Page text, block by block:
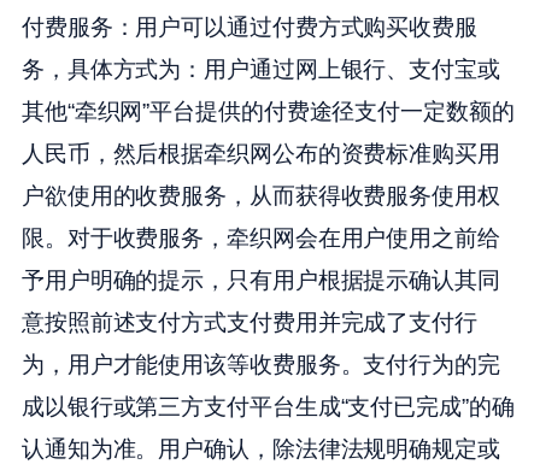
付费服务： 用户可以通过付费方式购买收费服
务，具体方式为：用户通过网上银行、支付宝或
其他“牵织网”平台提供的付费途径支付一定数额的
人民币，然后根据牵织网公布的资费标准购买用
户欲使用的收费服务，从而获得收费服务使用权
限。对于收费服务，牵织网会在用户使用之前给
予用户明确的提示，只有用户根据提示确认其同
意按照前述支付方式支付费用并完成了支付行
为，用户才能使用该等收费服务。支付行为的完
成以银行或第三方支付平台生成“支付已完成”的确
认通知为准。用户确认，除法律法规明确规定或